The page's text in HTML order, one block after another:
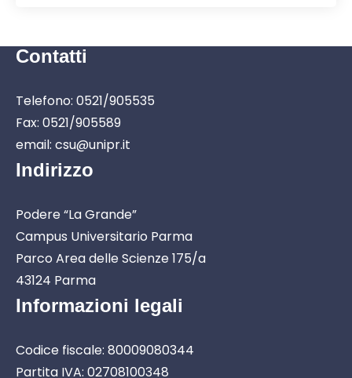
Contatti
Telefono: 0521/905535
Fax: 0521/905589
email: csu@unipr.it
Indirizzo
Podere “La Grande”
Campus Universitario Parma
Parco Area delle Scienze 175/a
43124 Parma
Informazioni legali
Codice fiscale: 80009080344
Partita IVA: 02708100348